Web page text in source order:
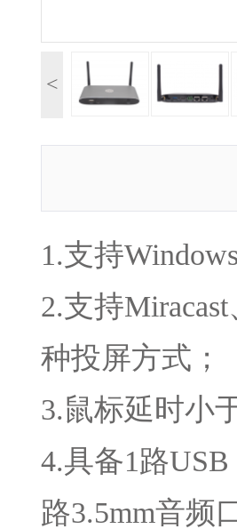
<
1.支持
2.支持
种投屏方式；
3.鼠标延时小
4.具备1路
路3.5mm音频